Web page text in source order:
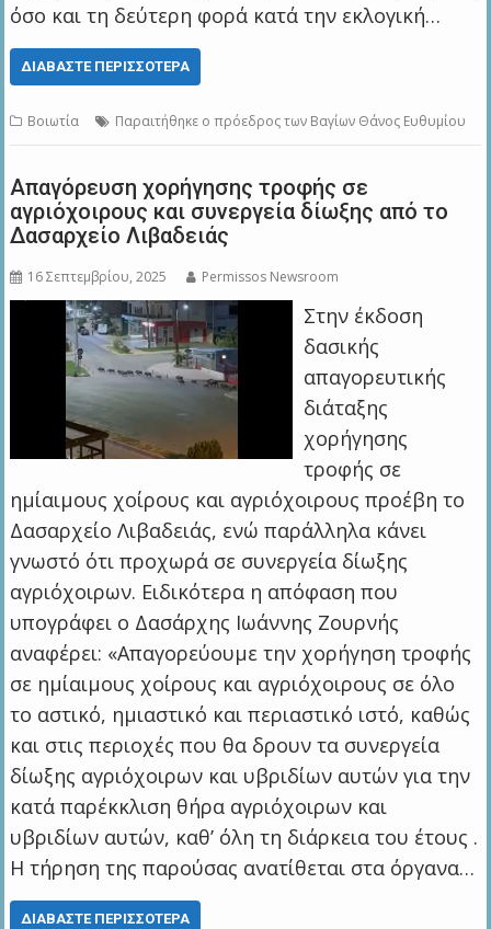
όσο και τη δεύτερη φορά κατά την εκλογική…
ΔΙΑΒΆΣΤΕ ΠΕΡΙΣΣΌΤΕΡΑ
Βοιωτία Παραιτήθηκε ο πρόεδρος των Βαγίων Θάνος Ευθυμίου
Απαγόρευση χορήγησης τροφής σε
αγριόχοιρους και συνεργεία δίωξης από το
Δασαρχείο Λιβαδειάς
16 Σεπτεμβρίου, 2025 Permissos Newsroom
Στην έκδοση
δασικής
απαγορευτικής
διάταξης
χορήγησης
τροφής σε
ημίαιμους χοίρους και αγριόχοιρους προέβη το
Δασαρχείο Λιβαδειάς, ενώ παράλληλα κάνει
γνωστό ότι προχωρά σε συνεργεία δίωξης
αγριόχοιρων. Ειδικότερα η απόφαση που
υπογράφει ο Δασάρχης Ιωάννης Ζουρνής
αναφέρει: «Απαγορεύουμε την χορήγηση τροφής
σε ημίαιμους χοίρους και αγριόχοιρους σε όλο
το αστικό, ημιαστικό και περιαστικό ιστό, καθώς
και στις περιοχές που θα δρουν τα συνεργεία
δίωξης αγριόχοιρων και υβριδίων αυτών για την
κατά παρέκκλιση θήρα αγριόχοιρων και
υβριδίων αυτών, καθ’ όλη τη διάρκεια του έτους .
Η τήρηση της παρούσας ανατίθεται στα όργανα…
ΔΙΑΒΆΣΤΕ ΠΕΡΙΣΣΌΤΕΡΑ